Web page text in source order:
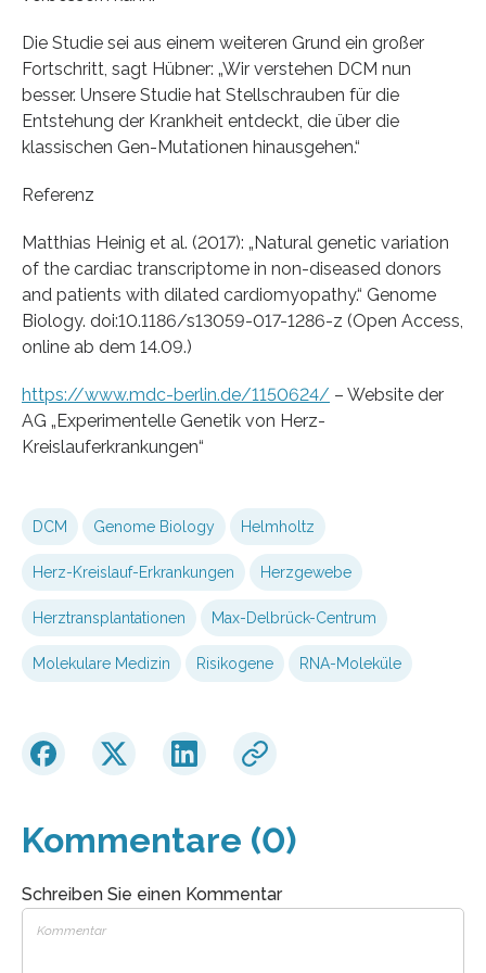
Die Studie sei aus einem weiteren Grund ein großer
Fortschritt, sagt Hübner: „Wir verstehen DCM nun
besser. Unsere Studie hat Stellschrauben für die
Entstehung der Krankheit entdeckt, die über die
klassischen Gen-Mutationen hinausgehen.“
Referenz
Matthias Heinig et al. (2017): „Natural genetic variation
of the cardiac transcriptome in non-diseased donors
and patients with dilated cardiomyopathy.“ Genome
Biology. doi:10.1186/s13059-017-1286-z (Open Access,
online ab dem 14.09.)
https://www.mdc-berlin.de/1150624/ – Website der
AG „Experimentelle Genetik von Herz-
Kreislauferkrankungen“
DCM Genome Biology Helmholtz
Herz-Kreislauf-Erkrankungen Herzgewebe
Herztrans­plantationen Max-Delbrück-Centrum
Molekulare Medizin Risikogene RNA-Moleküle
Kommentare (0)
Schreiben Sie einen Kommentar